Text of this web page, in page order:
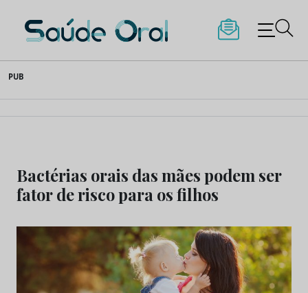
to
content
Saúde Oral
PUB
Bactérias orais das mães podem ser
fator de risco para os filhos